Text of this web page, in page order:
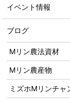
イベント情報
ブログ
Mリン農法資材
Mリン農産物
ミズホMリンチャ